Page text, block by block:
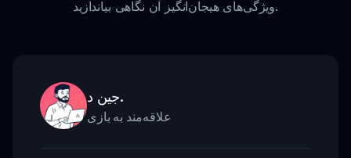
ویژگی‌های هیجان‌انگیز آن نگاهی بیاندازید.
جین د.
علاقه‌مند به بازی